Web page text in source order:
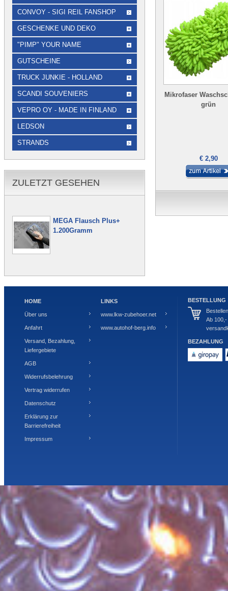
Mikrofaser
grün
€ 2,90
CONVOY - SIGI REIL FANSHOP
GESCHENKE UND DEKO
"PIMP" YOUR NAME
GUTSCHEINE
TRUCK JUNKIE - HOLLAND
SCANDI SOUVENIERS
VEPRO OY - MADE IN FINLAND
LEDSON
STRANDS
ZULETZT GESEHEN
MEGA Flausch Plus+
1.200Gramm
HOME
Über uns
Anfahrt
Versand, Bezahlung,
Liefergebiete
AGB
Widerrufsbelehrung
Vertrag widerrufen
Datenschutz
Erklärung zur
Barrierefreiheit
Impressum
LINKS
www.lkw-zubehoer.net
www.autohof-berg.info
BESTELLUNG
Ab
BEZAHLUNG